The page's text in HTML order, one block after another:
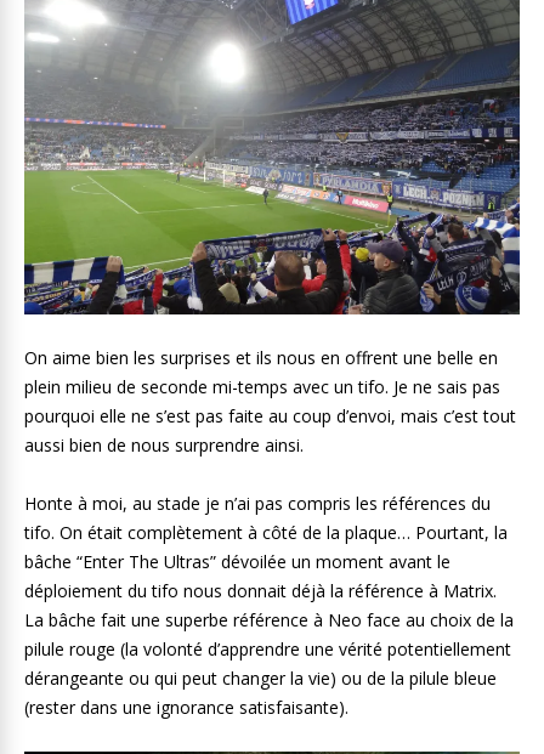
On aime bien les surprises et ils nous en offrent une belle en
plein milieu de seconde mi-temps avec un tifo. Je ne sais pas
pourquoi elle ne s’est pas faite au coup d’envoi, mais c’est tout
aussi bien de nous surprendre ainsi.
Honte à moi, au stade je n’ai pas compris les références du
tifo. On était complètement à côté de la plaque… Pourtant, la
bâche “Enter The Ultras” dévoilée un moment avant le
déploiement du tifo nous donnait déjà la référence à Matrix.
La bâche fait une superbe référence à Neo face au choix de la
pilule rouge (la volonté d’apprendre une vérité potentiellement
dérangeante ou qui peut changer la vie) ou de la pilule bleue
(rester dans une ignorance satisfaisante).